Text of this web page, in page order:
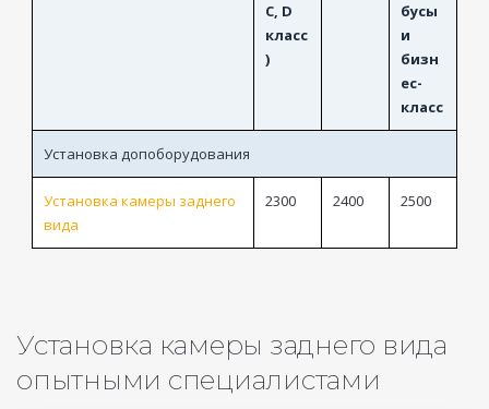
C, D
класс
)
бусы
и
бизн
ес-
класс
Установка допоборудования
Установка камеры заднего
вида
2300 2400 2500
Установка камеры заднего вида
опытными специалистами